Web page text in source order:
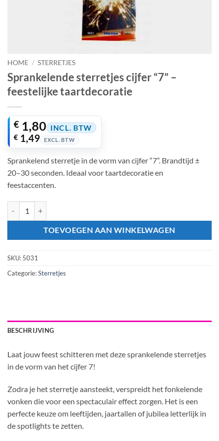
HOME / STERRETJES
Sprankelende sterretjes cijfer “7” –
feestelijke taartdecoratie
€ 1,80 INCL. BTW
€ 1,49 EXCL. BTW
Sprankelend sterretje in de vorm van cijfer “7”. Brandtijd ±
20–30 seconden. Ideaal voor taartdecoratie en
feestaccenten.
TOEVOEGEN AAN WINKELWAGEN
SKU: 5031
Categorie:Sterretjes
BESCHRIJVING
Laat jouw feest schitteren met deze sprankelende sterretjes
in de vorm van het cijfer 7!
Zodra je het sterretje aansteekt, verspreidt het fonkelende
vonken die voor een spectaculair effect zorgen. Het is een
perfecte keuze om leeftijden, jaartallen of jubilea letterlijk in
de spotlights te zetten.